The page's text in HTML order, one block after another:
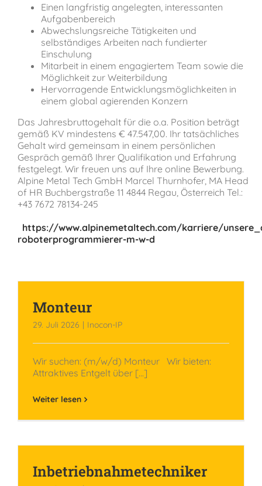
Einen langfristig angelegten, interessanten
Aufgabenbereich
Abwechslungsreiche Tätigkeiten und
selbständiges Arbeiten nach fundierter
Einschulung
Mitarbeit in einem engagiertem Team sowie die
Möglichkeit zur Weiterbildung
Hervorragende Entwicklungsmöglichkeiten in
einem global agierenden Konzern
Das Jahresbruttogehalt für die o.a. Position beträgt
gemäß KV mindestens € 47.547,00. Ihr tatsächliches
Gehalt wird gemeinsam in einem persönlichen
Gespräch gemäß Ihrer Qualifikation und Erfahrung
festgelegt. Wir freuen uns auf Ihre online Bewerbung.
Alpine Metal Tech GmbH Marcel Thurnhofer, MA Head
of HR Buchbergstraße 11 4844 Regau, Österreich Tel.:
+43 7672 78134-245
https://www.alpinemetaltech.com/karriere/
roboterprogrammierer-m-w-d
Monteur
29. Juli 2026 | Inocon-IP
Wir suchen: (m/w/d) Monteur Wir bieten:
Attraktives Entgelt über [...]
Weiter lesen
Inbetriebnahmetechniker